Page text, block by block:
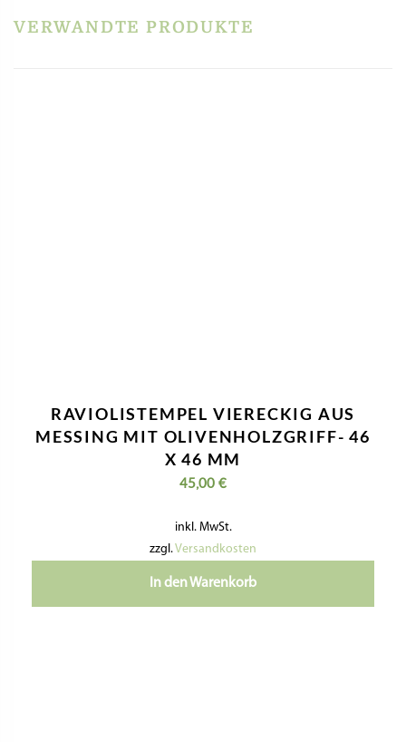
58mm“
VERWANDTE PRODUKTE
RAVIOLISTEMPEL VIERECKIG AUS
MESSING MIT OLIVENHOLZGRIFF- 46
X 46 MM
45,00 €
inkl. MwSt.
zzgl.Versandkosten
In den Warenkorb